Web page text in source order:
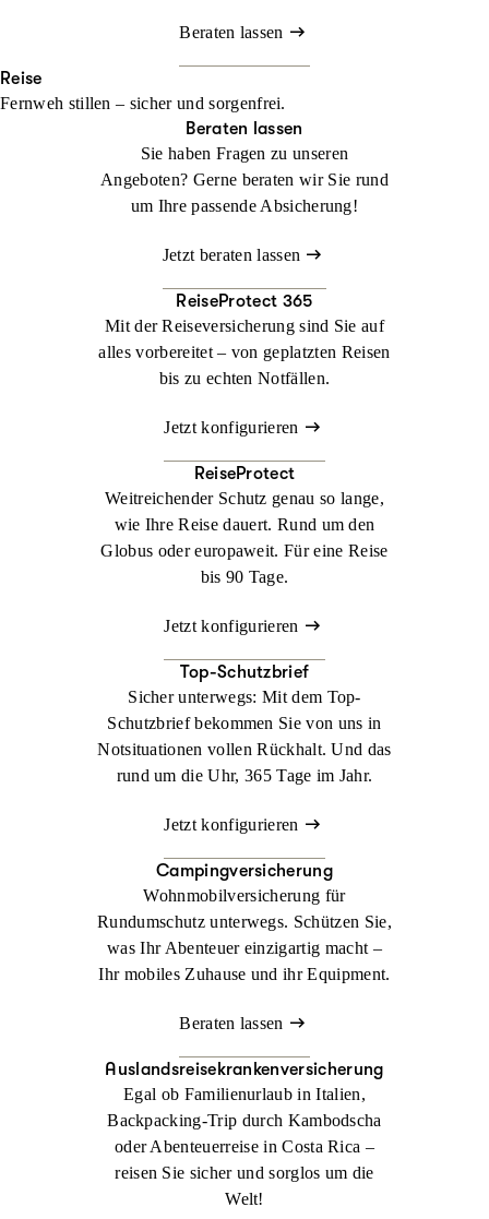
Beraten lassen
Reise
Fernweh stillen – sicher und sorgenfrei.
Beraten lassen
Sie haben Fragen zu unseren
Angeboten? Gerne beraten wir Sie rund
um Ihre passende Absicherung!
Jetzt beraten lassen
ReiseProtect 365
Mit der Reiseversicherung sind Sie auf
alles vorbereitet – von geplatzten Reisen
bis zu echten Notfällen.
Jetzt konfigurieren
ReiseProtect
Weitreichender Schutz genau so lange,
wie Ihre Reise dauert. Rund um den
Globus oder europaweit. Für eine Reise
bis 90 Tage.
Jetzt konfigurieren
Top-Schutzbrief
Sicher unterwegs: Mit dem Top-
Schutzbrief bekommen Sie von uns in
Notsituationen vollen Rückhalt. Und das
rund um die Uhr, 365 Tage im Jahr.
Jetzt konfigurieren
Campingversicherung
Wohnmobilversicherung für
Rundumschutz unterwegs. Schützen Sie,
was Ihr Abenteuer einzigartig macht –
Ihr mobiles Zuhause und ihr Equipment.
Beraten lassen
Auslandsreisekrankenversicherung
Egal ob Familienurlaub in Italien,
Backpacking-Trip durch Kambodscha
oder Abenteuerreise in Costa Rica –
reisen Sie sicher und sorglos um die
Welt!